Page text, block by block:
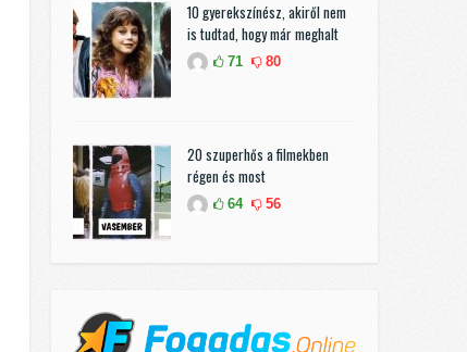
10 gyerekszínész, akiről nem
is tudtad, hogy már meghalt
71 80
20 szuperhős a filmekben
régen és most
64 56